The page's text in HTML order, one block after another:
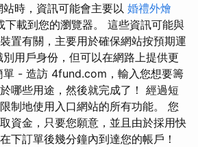
時，資訊可能會主要以 婚禮外燴
載到您的瀏覽器。 這些資訊可能與
置有關，主要用於確保網站按預期運
用戶身份，但可以在網路上提供更
單 - 造訪 4fund.com，輸入您想要籌
哪些用途，然後就完成了！ 經過短
制地使用入口網站的所有功能。 您
資金，只要您願意，並且由於採用快
下訂單後幾分鐘內到達您的帳戶！